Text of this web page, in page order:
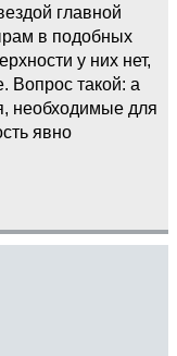
главной
в подобных
у них нет,
Вопрос такой: а
необходимые для
явно